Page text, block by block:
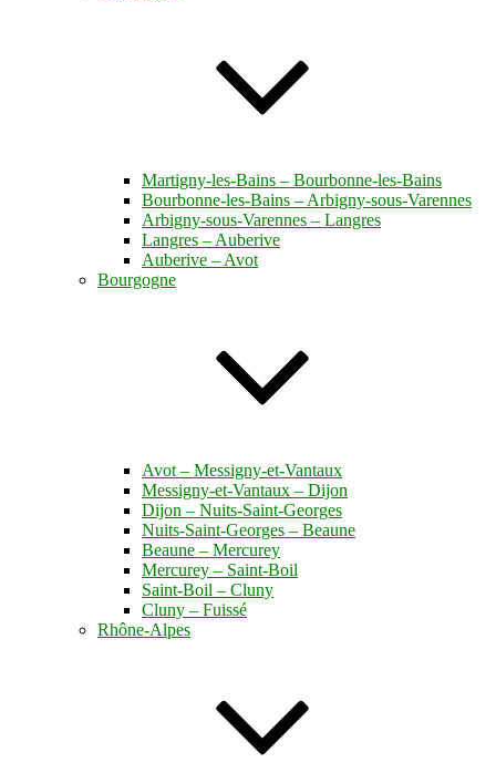
Martigny-les-Bains – Bourbonne-les-Bains
Bourbonne-les-Bains – Arbigny-sous-Varennes
Arbigny-sous-Varennes – Langres
Langres – Auberive
Auberive – Avot
Bourgogne
Avot – Messigny-et-Vantaux
Messigny-et-Vantaux – Dijon
Dijon – Nuits-Saint-Georges
Nuits-Saint-Georges – Beaune
Beaune – Mercurey
Mercurey – Saint-Boil
Saint-Boil – Cluny
Cluny – Fuissé
Rhône-Alpes